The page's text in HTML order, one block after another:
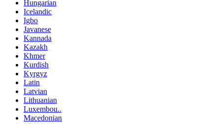
Hungarian
Icelandic
Igbo
Javanese
Kannada
Kazakh
Khmer
Kurdish
Kyrgyz
Latin
Latvian
Lithuanian
Luxembou..
Macedonian